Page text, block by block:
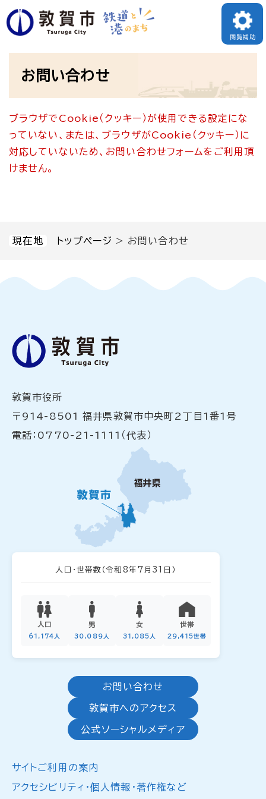
ペ
ー
す
メニューを飛ばして本文へ
閲覧補助
現在地 トップページ > お問い合わせ
お問い合わせ
ブラウザでCookie（クッキー）が使用できる設定にな
っていない、または、ブラウザがCookie（クッキー）に
対応していないため、お問い合わせフォームをご利用頂
けません。
敦賀市役所
〒914-8501 福井県敦賀市中央町2丁目1番1号
電話：0770-21-1111（代表）
人口・世帯数 （令和8年7月31日）
人口
61,174人
男
30,089人
女
31,085人
世帯
29,415世帯
お問い合わせ
敦賀市へのアクセス
公式ソーシャルメディア
サイトご利用の案内
アクセシビリティ・個人情報・著作権など